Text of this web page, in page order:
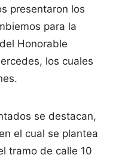
presentaron los
para la
Honorable
los cuales
se destacan,
el cual se plantea
tramo de calle 10